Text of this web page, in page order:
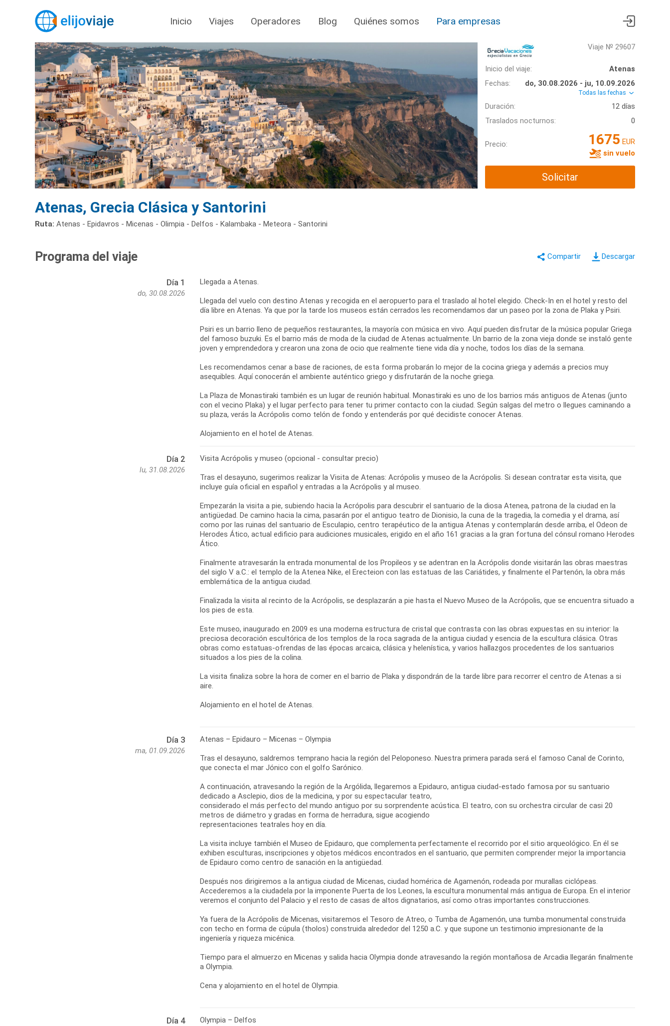
Inicio Viajes Operadores Blog Quiénes somos Para empresas
Viaje № 29607
Inicio del viaje:
Atenas
Fechas:
do, 30.08.2026 - ju, 10.09.2026
Todas las fechas
Duración:
12 días
Traslados nocturnos:
0
Precio: 1675 EUR
sin vuelo
Solicitar
Atenas, Grecia Clásica y Santorini
Ruta: Atenas - Epidavros - Micenas - Olimpia - Delfos - Kalambaka - Meteora - Santorini
Descargar
Programa del viaje
Día 1
do, 30.08.2026
Llegada a Atenas.
Llegada del vuelo con destino Atenas y recogida en el aeropuerto para el traslado al hotel elegido. Check-In en el hotel y resto del
día libre en Atenas. Ya que por la tarde los museos están cerrados les recomendamos dar un paseo por la zona de Plaka y Psiri.
Psiri es un barrio lleno de pequeños restaurantes, la mayoría con música en vivo. Aquí pueden disfrutar de la música popular Griega
del famoso buzuki. Es el barrio más de moda de la ciudad de Atenas actualmente. Un barrio de la zona vieja donde se instaló gente
joven y emprendedora y crearon una zona de ocio que realmente tiene vida día y noche, todos los días de la semana.
Les recomendamos cenar a base de raciones, de esta forma probarán lo mejor de la cocina griega y además a precios muy
asequibles. Aquí conocerán el ambiente auténtico griego y disfrutarán de la noche griega.
La Plaza de Monastiraki también es un lugar de reunión habitual. Monastiraki es uno de los barrios más antiguos de Atenas (junto
con el vecino Plaka) y el lugar perfecto para tener tu primer contacto con la ciudad. Según salgas del metro o llegues caminando a
su plaza, verás la Acrópolis como telón de fondo y entenderás por qué decidiste conocer Atenas.
Alojamiento en el hotel de Atenas.
Día 2
lu, 31.08.2026
Visita Acrópolis y museo (opcional - consultar precio)
Tras el desayuno, sugerimos realizar la Visita de Atenas: Acrópolis y museo de la Acrópolis. Si desean contratar esta visita, que
incluye guía oficial en español y entradas a la Acrópolis y al museo.
Empezarán la visita a pie, subiendo hacia la Acrópolis para descubrir el santuario de la diosa Atenea, patrona de la ciudad en la
antigüedad. De camino hacia la cima, pasarán por el antiguo teatro de Dionisio, la cuna de la tragedia, la comedia y el drama, así
como por las ruinas del santuario de Esculapio, centro terapéutico de la antigua Atenas y contemplarán desde arriba, el Odeon de
Herodes Ático, actual edificio para audiciones musicales, erigido en el año 161 gracias a la gran fortuna del cónsul romano Herodes
Ático.
Finalmente atravesarán la entrada monumental de los Propileos y se adentran en la Acrópolis donde visitarán las obras maestras
del siglo V a.C.: el templo de la Atenea Nike, el Erecteion con las estatuas de las Cariátides, y finalmente el Partenón, la obra más
emblemática de la antigua ciudad.
Finalizada la visita al recinto de la Acrópolis, se desplazarán a pie hasta el Nuevo Museo de la Acrópolis, que se encuentra situado a
los pies de esta.
Este museo, inaugurado en 2009 es una moderna estructura de cristal que contrasta con las obras expuestas en su interior: la
preciosa decoración escultórica de los templos de la roca sagrada de la antigua ciudad y esencia de la escultura clásica. Otras
obras como estatuas-ofrendas de las épocas arcaica, clásica y helenística, y varios hallazgos procedentes de los santuarios
situados a los pies de la colina.
La visita finaliza sobre la hora de comer en el barrio de Plaka y dispondrán de la tarde libre para recorrer el centro de Atenas a si
aire.
Alojamiento en el hotel de Atenas.
Día 3
ma, 01.09.2026
Atenas – Epidauro – Micenas – Olympia
Tras el desayuno, saldremos temprano hacia la región del Peloponeso. Nuestra primera parada será el famoso Canal de Corinto,
que conecta el mar Jónico con el golfo Sarónico.
A continuación, atravesando la región de la Argólida, llegaremos a Epidauro, antigua ciudad-estado famosa por su santuario
dedicado a Asclepio, dios de la medicina, y por su espectacular teatro,
considerado el más perfecto del mundo antiguo por su sorprendente acústica. El teatro, con su orchestra circular de casi 20
metros de diámetro y gradas en forma de herradura, sigue acogiendo
representaciones teatrales hoy en día.
La visita incluye también el Museo de Epidauro, que complementa perfectamente el recorrido por el sitio arqueológico. En él se
exhiben esculturas, inscripciones y objetos médicos encontrados en el santuario, que permiten comprender mejor la importancia
de Epidauro como centro de sanación en la antigüedad.
Después nos dirigiremos a la antigua ciudad de Micenas, ciudad homérica de Agamenón, rodeada por murallas ciclópeas.
Accederemos a la ciudadela por la imponente Puerta de los Leones, la escultura monumental más antigua de Europa. En el interior
veremos el conjunto del Palacio y el resto de casas de altos dignatarios, así como otras importantes construcciones.
Ya fuera de la Acrópolis de Micenas, visitaremos el Tesoro de Atreo, o Tumba de Agamenón, una tumba monumental construida
con techo en forma de cúpula (tholos) construida alrededor del 1250 a.C. y que supone un testimonio impresionante de la
ingeniería y riqueza micénica.
Tiempo para el almuerzo en Micenas y salida hacia Olympia donde atravesando la región montañosa de Arcadia llegarán finalmente
a Olympia.
Cena y alojamiento en el hotel de Olympia.
Día 4 Olympia – Delfos